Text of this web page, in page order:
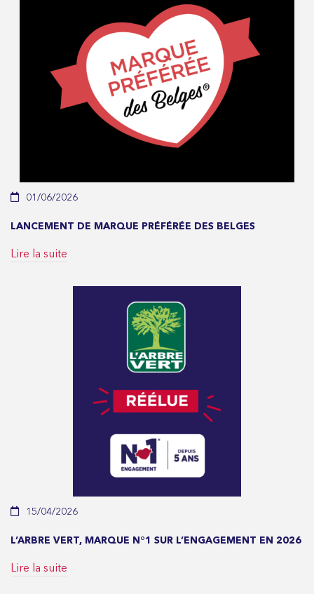
01/06/2026
LANCEMENT DE MARQUE PRÉFÉRÉE DES BELGES
Lire la suite
15/04/2026
L’ARBRE VERT, MARQUE N°1 SUR L’ENGAGEMENT EN 2026
Lire la suite